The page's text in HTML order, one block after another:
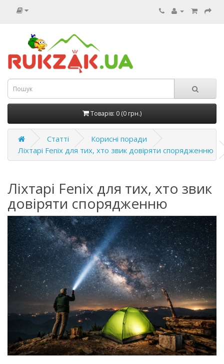
Товарів: 0 (0 грн.)
Статті
Корисні поради
Ліхтарі Fenix для тих, хто звик довіряти спорядженню
Ліхтарі Fenix для тих, хто звик
довіряти спорядженню